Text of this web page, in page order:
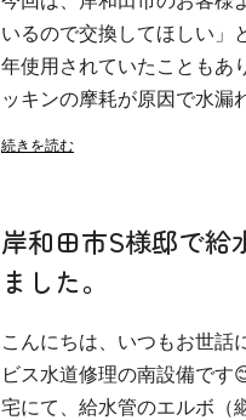
いるので交換してほしい」
年使用されていたこともあ
ッキンの摩耗が原因で水漏
続きを読む
岸和田市S様邸で給
ました。
こんにちは、いつもお世話
ビス水道修理の南設備です
宅にて、給水管のエルボ（